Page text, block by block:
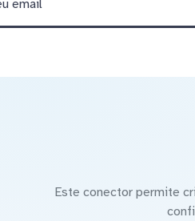
Este conector permite